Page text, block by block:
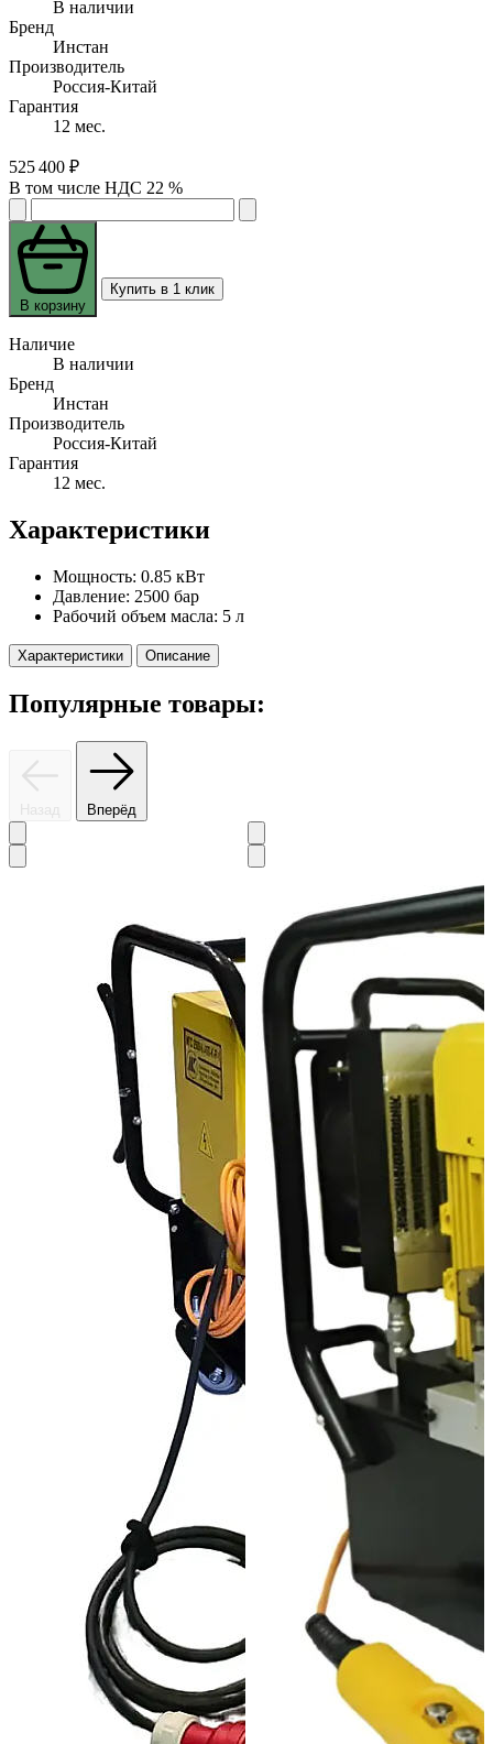
В наличии
Бренд
Инстан
Производитель
Россия-Китай
Гарантия
12 мес.
525 400 ₽
В том числе НДС 22 %
В корзину
Купить в 1 клик
Наличие
В наличии
Бренд
Инстан
Производитель
Россия-Китай
Гарантия
12 мес.
Характеристики
Мощность: 0.85 кВт
Давление: 2500 бар
Рабочий объем масла: 5 л
Характеристики Описание
Популярные товары:
Назад Вперёд